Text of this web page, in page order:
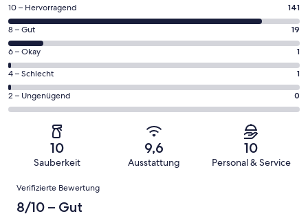
141
von
insgesamt
162
Gästebewertungen
haben
eine
Bewertung
Hervorragend
10 – Hervorragend 141
19
von
insgesamt
162
Gästebewertungen
haben
Bewertung
Gut
8 – Gut 19
1
von
insgesamt
162
Gästebewertungen
Bewertung
6 – Okay 1
1
von
insgesamt
Gästebewertungen
von
4 – Schlecht 1
0
von
insgesamt
Gästebewertungen
haben
eine
2 – Ungenügend 0
10
Sauberkeit
9,6
Ausstattung
10
Personal & Service
Bewertungen
Verifizierte Bewertung
8/10 – Gut